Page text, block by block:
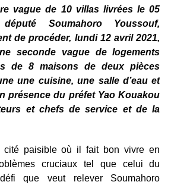
vague de 10 villas livrées le 05
Soumahoro Youssouf,
de procéder, lundi 12 avril 2021,
seconde vague de logements
de 8 maisons de deux pièces
une cuisine, une salle d’eau et
présence du préfet Yao Kouakou
et chefs de service et de la
cité paisible où il fait bon vivre en
cruciaux tel que celui du
que veut relever Soumahoro